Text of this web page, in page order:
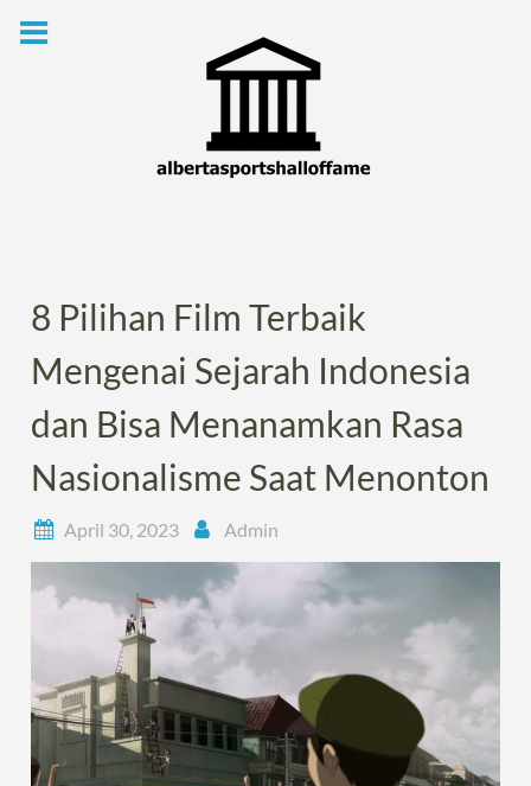
8 Pilihan Film Terbaik
Mengenai Sejarah Indonesia
dan Bisa Menanamkan Rasa
Nasionalisme Saat Menonton
April 30, 2023 Admin